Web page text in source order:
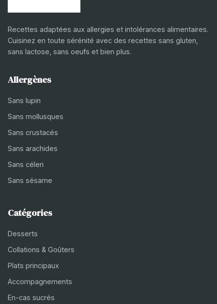
Recettes adaptées aux allergies et intolérances alimentaires.
Cuisinez en toute sérénité avec des recettes sans gluten,
sans lactose, sans oeufs et bien plus.
Allergènes
Sans lupin
Sans mollusques
Sans crustacés
Sans arachides
Sans céleri
Sans sésame
Catégories
Desserts
Collations & Goûters
Plats principaux
Accompagnements
En-cas sucrés